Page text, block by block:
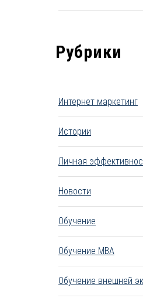
Рубрики
Интернет маркетинг
Истории
Личная
Новости
Обучение
Обучение MBA
Обучение внешней